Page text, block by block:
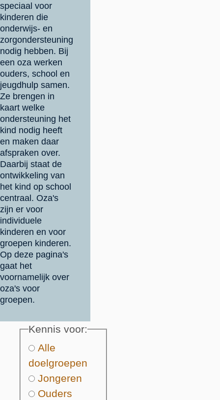
speciaal voor
kinderen die
onderwijs- en
zorgondersteuning
nodig hebben. Bij
een oza werken
ouders, school en
jeugdhulp samen.
Ze brengen in
kaart welke
ondersteuning het
kind nodig heeft
en maken daar
afspraken over.
Daarbij staat de
ontwikkeling van
het kind op school
centraal. Oza's
zijn er voor
individuele
kinderen en voor
groepen kinderen.
Op deze pagina's
gaat het
voornamelijk over
oza's voor
groepen.
Kennis voor
Alle
doelgroepen
Jongeren
Ouders